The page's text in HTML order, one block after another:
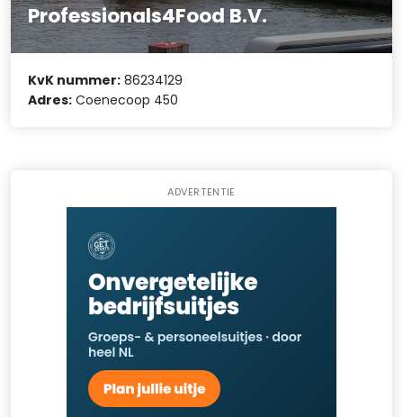
Professionals4Food B.V.
KvK nummer: 86234129
Adres: Coenecoop 450
ADVERTENTIE